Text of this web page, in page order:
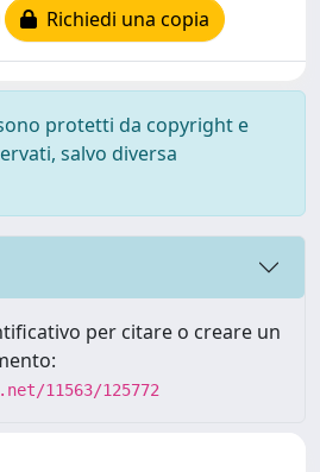
Richiedi una copia
protetti da copyright e
salvo diversa
per citare o creare un
11563/125772